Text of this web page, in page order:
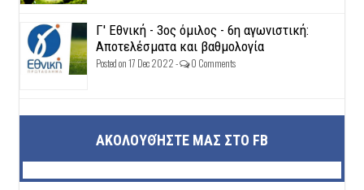
Γ' Εθνική - 3ος όμιλος - 6η αγωνιστική:
Αποτελέσματα και βαθμολογία
Posted on 17 Dec 2022 - 0 Comments
ΑΚΟΛΟΥΘΉΣΤΕ ΜΑΣ ΣΤΟ FB